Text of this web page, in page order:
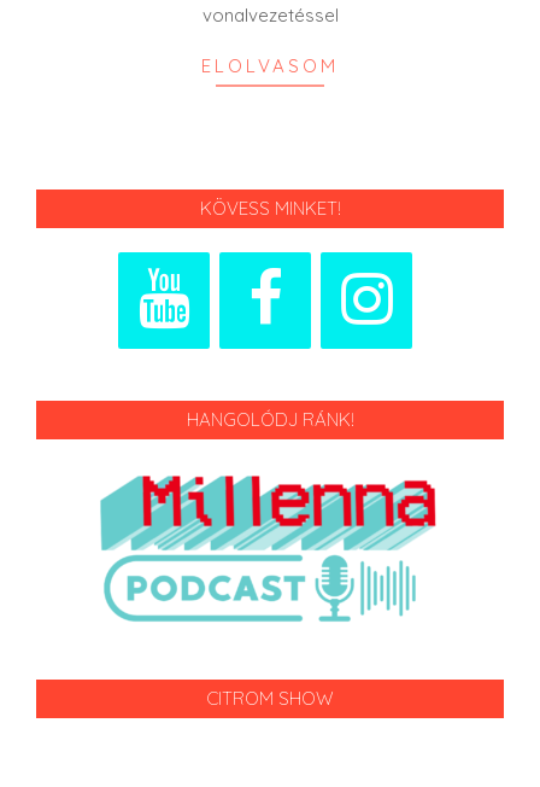
vonalvezetéssel
ELOLVASOM
KÖVESS MINKET!
HANGOLÓDJ RÁNK!
CITROM SHOW